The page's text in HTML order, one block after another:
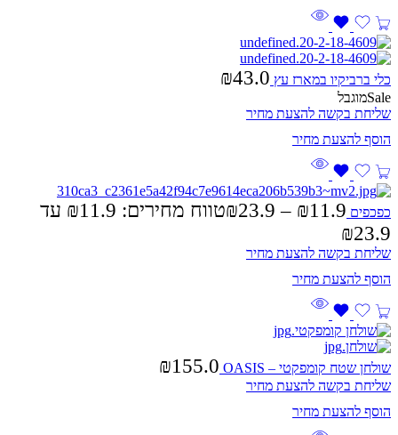
כלי ברביקיו במארז עץ ₪43.0
Saleמוגבל
שליחת בקשה להצעת מחיר
כפכפים ₪11.9
–
₪23.9
טווח מחירים: ⁦₪11.9⁩ עד
שליחת בקשה להצעת מחיר
שולחן שטח קומפקטי – OASIS ₪155.0
שליחת בקשה להצעת מחיר